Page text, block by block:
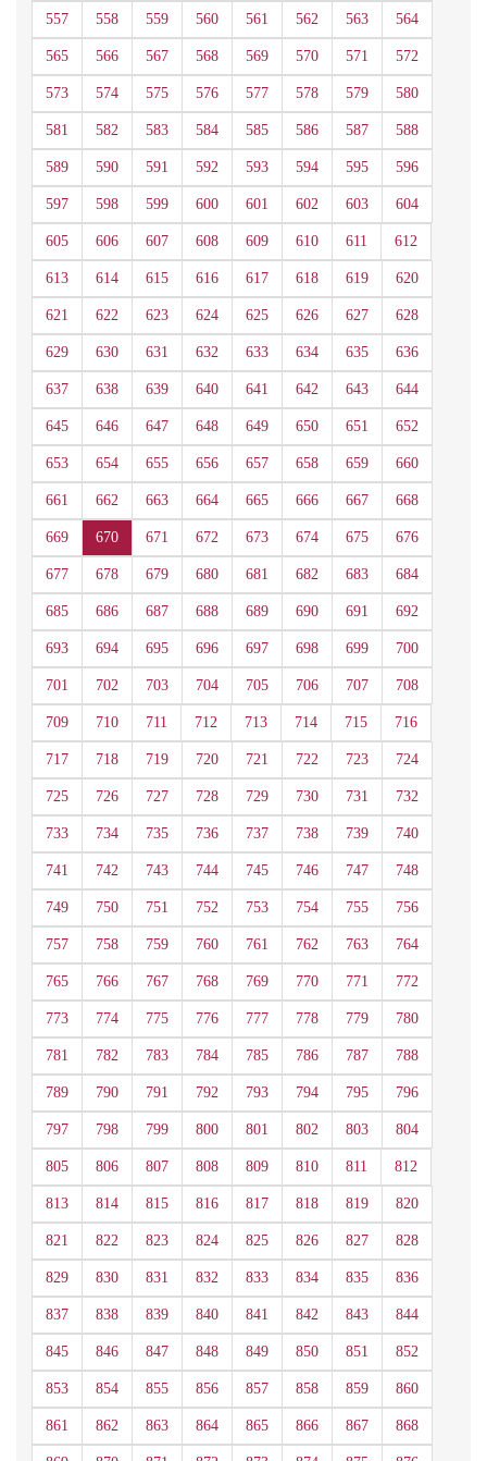
557 558 559 560 561 562 563 564
565 566 567 568 569 570 571 572
573 574 575 576 577 578 579 580
581 582 583 584 585 586 587 588
589 590 591 592 593 594 595 596
597 598 599 600 601 602 603 604
605 606 607 608 609 610 611 612
613 614 615 616 617 618 619 620
621 622 623 624 625 626 627 628
629 630 631 632 633 634 635 636
637 638 639 640 641 642 643 644
645 646 647 648 649 650 651 652
653 654 655 656 657 658 659 660
661 662 663 664 665 666 667 668
669 670 671 672 673 674 675 676
677 678 679 680 681 682 683 684
685 686 687 688 689 690 691 692
693 694 695 696 697 698 699 700
701 702 703 704 705 706 707 708
709 710 711 712 713 714 715 716
717 718 719 720 721 722 723 724
725 726 727 728 729 730 731 732
733 734 735 736 737 738 739 740
741 742 743 744 745 746 747 748
749 750 751 752 753 754 755 756
757 758 759 760 761 762 763 764
765 766 767 768 769 770 771 772
773 774 775 776 777 778 779 780
781 782 783 784 785 786 787 788
789 790 791 792 793 794 795 796
797 798 799 800 801 802 803 804
805 806 807 808 809 810 811 812
813 814 815 816 817 818 819 820
821 822 823 824 825 826 827 828
829 830 831 832 833 834 835 836
837 838 839 840 841 842 843 844
845 846 847 848 849 850 851 852
853 854 855 856 857 858 859 860
861 862 863 864 865 866 867 868